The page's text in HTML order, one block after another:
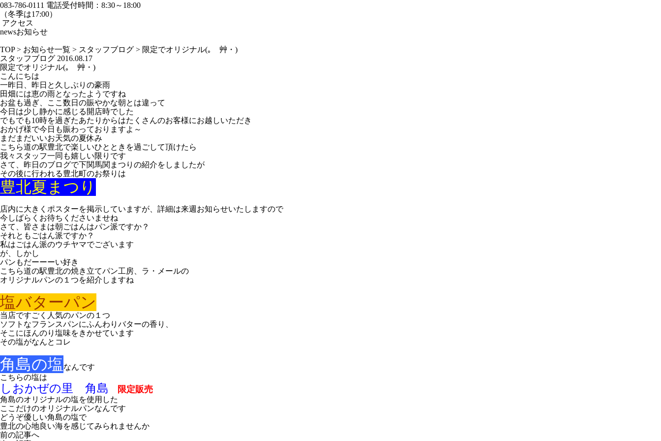
083-786-0111 電話受付時間：8:30～18:00
（冬季は17:00）
アクセス
newsお知らせ
TOP> お知らせ一覧 > スタッフブログ > 限定でオリジナル(｡ゝ艸・)
スタッフブログ 2016.08.17
限定でオリジナル(｡ゝ艸・)
こんにちは
一昨日、昨日と久しぶりの豪雨
田畑には恵の雨となったようですね
お盆も過ぎ、ここ数日の賑やかな朝とは違って
今日は少し静かに感じる開店時でした
でもでも10時を過ぎたあたりからはたくさんのお客様にお越しいただき
おかげ様で今日も賑わっておりますよ～
まだまだいいお天気の夏休み
こちら道の駅豊北で楽しいひとときを過ごして頂けたら
我々スタッフ一同も嬉しい限りです
さて、昨日のブログで下関馬関まつりの紹介をしましたが
その後に行われる豊北町のお祭りは
豊北夏まつり
店内に大きくポスターを掲示していますが、詳細は来週お知らせいたしますので
今しばらくお待ちくださいませね
さて、皆さまは朝ごはんはパン派ですか？
それともごはん派ですか？
私はごはん派のウチヤマでございます
が、しかし
パンもだーーーい好き
こちら道の駅豊北の焼き立てパン工房、ラ・メールの
オリジナルパンの１つを紹介しますね
塩バターパン
当店ですごく人気のパンの１つ
ソフトなフランスパンにふんわりバターの香り、
そこにほんのり塩味をきかせています
その塩がなんとコレ
角島の塩 なんです
こちらの塩は
しおかぜの里 角島 限定販売
角島のオリジナルの塩を使用した
ここだけのオリジナルパンなんです
どうぞ優しい角島の塩で
豊北の心地良い海を感じてみられませんか
前の記事へ